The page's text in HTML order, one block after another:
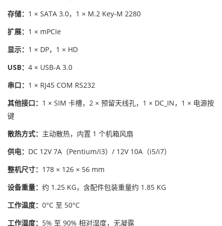
存储： 1 × SATA 3.0，1 × M.2 Key-M 2280
扩展： 1 × mPCIe
显示： 1 × DP，1 × HD
USB： 4 × USB-A 3.0
串口： 1 × RJ45 COM RS232
其他接口： 1 × SIM 卡槽，2 × 预留天线孔，1 × DC_IN，1 × 电源按
键
散热方式： 主动散热，内置 1 个机箱风扇
供电： DC 12V 7A（Pentium/i3）/ 12V 10A（i5/i7）
整机尺寸： 178 × 126 × 56 mm
设备重量： 约 1.25 KG，含配件包装重量约 1.85 KG
工作温度： 0°C 至 50°C
工作湿度： 5% 至 90% 相对湿度，无凝露